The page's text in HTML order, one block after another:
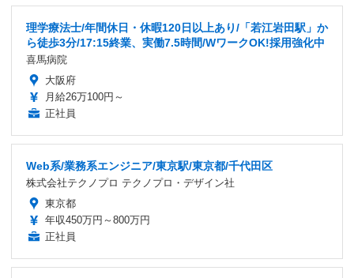
理学療法士/年間休日・休暇120日以上あり/「若江岩田駅」か
ら徒歩3分/17:15終業、実働7.5時間/WワークOK!採用強化中
喜馬病院
大阪府
月給26万100円～
正社員
Web系/業務系エンジニア/東京駅/東京都/千代田区
株式会社テクノプロ テクノプロ・デザイン社
東京都
年収450万円～800万円
正社員